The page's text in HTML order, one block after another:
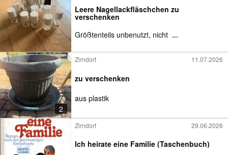
Leere Nagellackfläschchen zu
verschenken
Größtenteils unbenutzt, nicht ...
2
Zirndorf 11.07.2026
zu verschenken
aus plastik
Zirndorf 29.06.2026
Ich heirate eine Familie (Taschenbuch)